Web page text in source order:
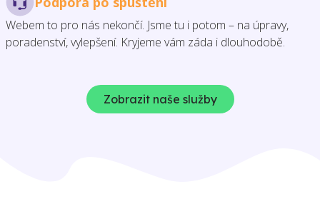
Webem to pro nás nekončí. Jsme tu i potom – na úpravy,
poradenství, vylepšení. Kryjeme vám záda i dlouhodobě.
Zobrazit naše služby